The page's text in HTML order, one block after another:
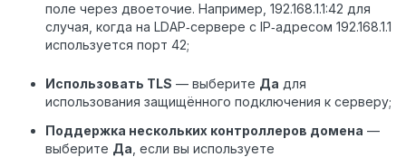
поле через двоеточие. Например, 192.168.1.1:42 для
случая, когда на LDAP‑сервере с IP‑адресом 192.168.1.1
используется порт 42;
Использовать TLS — выберите Да для
использования защищённого подключения к серверу;
Поддержка нескольких контроллеров домена —
выберите Да , если вы используете